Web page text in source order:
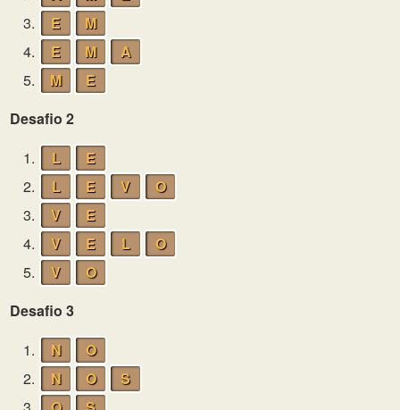
3.
E
M
4.
E M
A
5.
M
E
Desafio 2
1.
L
E
2.
L E V
O
3.
V
E
4.
V E L
O
5.
V
O
Desafio 3
1.
N
O
2.
N O
S